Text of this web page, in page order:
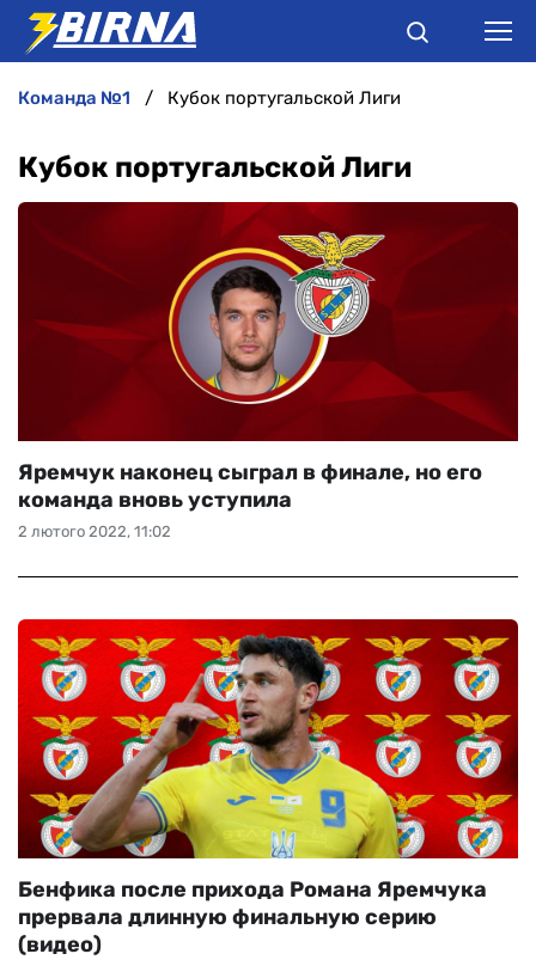
АНАЛІТИКА
ІНТЕРВ'Ю
РІЗНЕ
команда №1 Кубок португальской Лиги
Кубок португальской Лиги
2 лютого 2022, 11:02
Яремчук наконец сыграл в финале, но его
команда вновь уступила
Бенфика после прихода Романа Яремчука
прервала длинную финальную серию
(видео)